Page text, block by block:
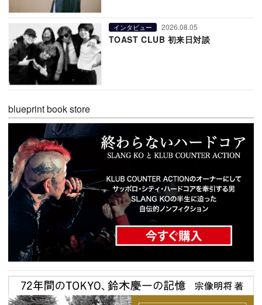
インタビュー 2026.08.05
TOAST CLUB 初来日対談
blueprint book store